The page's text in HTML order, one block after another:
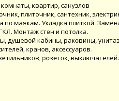
квартир, санузлов
плиточник, сантехник,
по маякам. Укладка плиткой.
Монтаж стен и потолка.
душевой кабины, раковины,
кранов, аксессуаров.
розеток,